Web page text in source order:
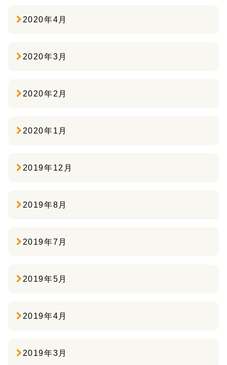
2020年4月
2020年3月
2020年2月
2020年1月
2019年12月
2019年8月
2019年7月
2019年5月
2019年4月
2019年3月